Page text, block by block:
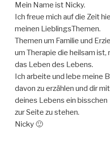
Mein Name ist Nicky.
Ich freue mich auf die Zeit
meinen LieblingsThemen.
Themen um Familie und
um Therapie die heilsam ist,
das Leben des Lebens.
Ich arbeite und lebe meine
davon zu erzählen und dir
deines Lebens ein bisschen
zur Seite zu stehen.
Nicky 🙂